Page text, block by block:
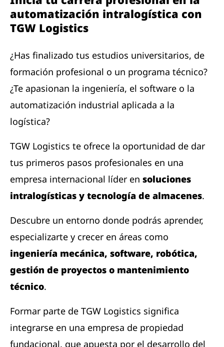
automatización intralogística con
TGW Logistics
¿Has finalizado tus estudios universitarios, de
formación profesional o un programa técnico?
¿Te apasionan la ingeniería, el software o la
automatización industrial aplicada a la
logística?
TGW Logistics te ofrece la oportunidad de dar
tus primeros pasos profesionales en una
empresa internacional líder en soluciones
intralogísticas y tecnología de almacenes.
Descubre un entorno donde podrás aprender,
especializarte y crecer en áreas como
ingeniería mecánica, software, robótica,
gestión de proyectos o mantenimiento
técnico.
Formar parte de TGW Logistics significa
integrarse en una empresa de propiedad
fundacional, que apuesta por el desarrollo del